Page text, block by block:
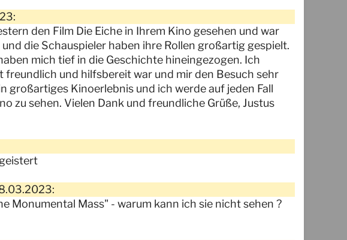
den Film Die Eiche in Ihrem Kino gesehen und war
die Schauspieler haben ihre Rollen großartig gespielt.
mich tief in die Geschichte hineingezogen. Ich
freundlich und hilfsbereit war und mir den Besuch sehr
großartiges Kinoerlebnis und ich werde auf jeden Fall
zu sehen. Vielen Dank und freundliche Grüße, Justus
Monumental Mass" - warum kann ich sie nicht sehen ?